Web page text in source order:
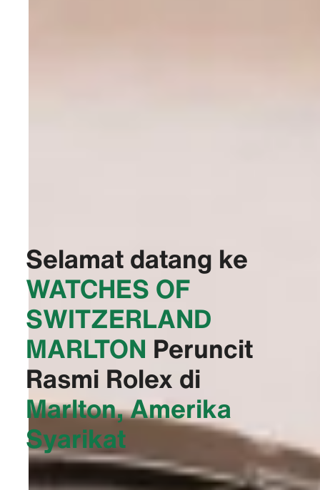
Selamat datang ke
‭WATCHES OF
SWITZERLAND
MARLTON‬ Peruncit
Rasmi Rolex di
Marlton, Amerika
Syarikat